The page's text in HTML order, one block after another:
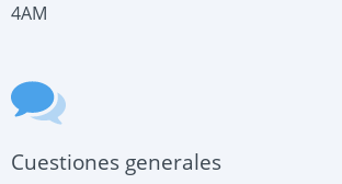
4AM
Cuestiones generales